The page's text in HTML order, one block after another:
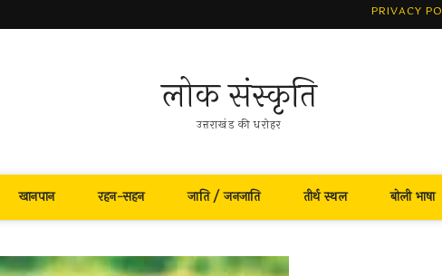
PRIVACY
लोक संस्कृति
उत्तराखंड की धरोहर
खानपान रहन-सहन जाति / जनजाति तीर्थ स्थल बोली भाषा